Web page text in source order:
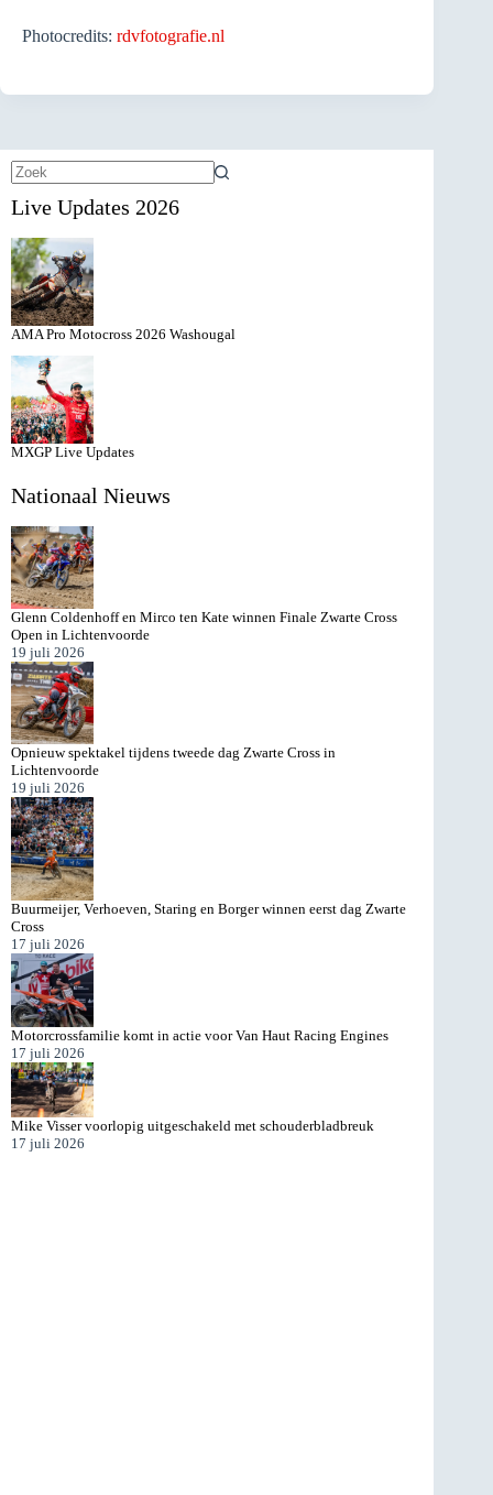
Photocredits: rdvfotografie.nl
resultaten
Live Updates 2026
AMA Pro Motocross 2026 Washougal
MXGP Live Updates
Nationaal Nieuws
Glenn Coldenhoff en Mirco ten Kate winnen Finale Zwarte Cross
Open in Lichtenvoorde
19 juli 2026
Opnieuw spektakel tijdens tweede dag Zwarte Cross in
Lichtenvoorde
19 juli 2026
Buurmeijer, Verhoeven, Staring en Borger winnen eerst dag Zwarte
Cross
17 juli 2026
Motorcrossfamilie komt in actie voor Van Haut Racing Engines
17 juli 2026
Mike Visser voorlopig uitgeschakeld met schouderbladbreuk
17 juli 2026